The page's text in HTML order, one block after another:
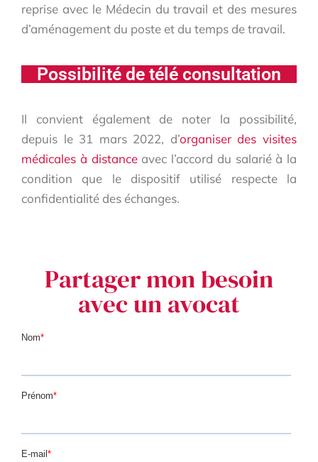
reprise avec le Médecin du travail et des mesures
d’aménagement du poste et du temps de travail.
Possibilité de télé consultation
Il convient également de noter la possibilité,
depuis le 31 mars 2022, d’organiser des visites
médicales à distance avec l’accord du salarié à la
condition que le dispositif utilisé respecte la
confidentialité des échanges.
Partager mon besoin
avec un avocat